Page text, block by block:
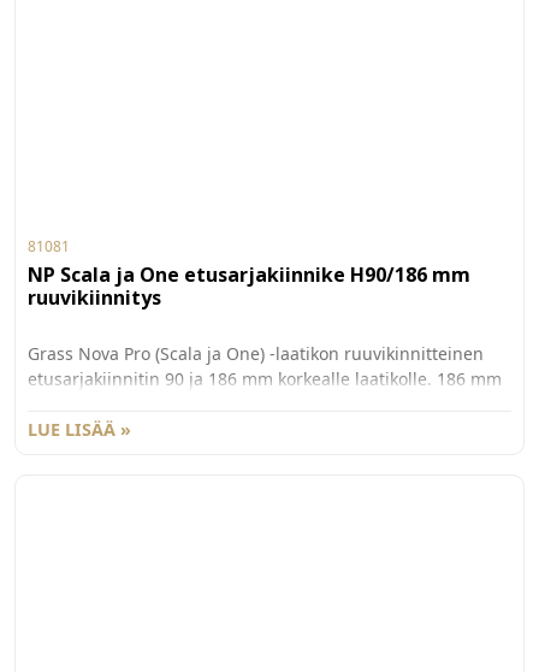
81081
NP Scala ja One etusarjakiinnike H90/186 mm
ruuvikiinnitys
Grass Nova Pro (Scala ja One) -laatikon ruuvikinnitteinen
etusarjakiinnitin 90 ja 186 mm korkealle laatikolle. 186 mm
G81084. Myydään kappaleittain. 100 kpl/ltk.
LUE LISÄÄ »